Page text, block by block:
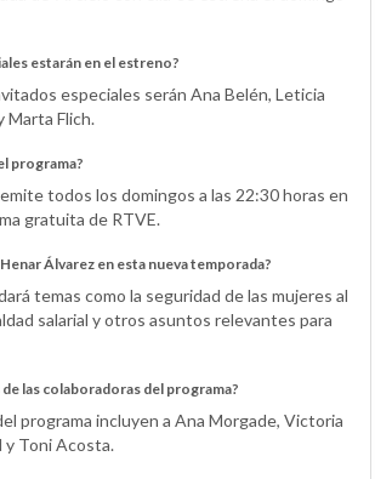
estarán en el estreno?
especiales serán Ana Belén, Leticia
Marta Flich.
programa?
todos los domingos a las 22:30 horas en
gratuita de RTVE.
Álvarez en esta nueva temporada?
temas como la seguridad de las mujeres al
salarial y otros asuntos relevantes para
las colaboradoras del programa?
programa incluyen a Ana Morgade, Victoria
y Toni Acosta.